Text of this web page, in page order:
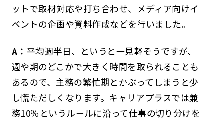
ットで取材対応や打ち合わせ、メディア向けイ
ベントの企画や資料作成などを行いました。
A： 平均週半日、というと一見軽そうですが、
週や期のどこかで大きく時間を取られることも
あるので、主務の繁忙期とかぶってしまうと少
し慌ただしくなります。キャリアプラスでは兼
務10％というルールに沿って仕事の切り分けを